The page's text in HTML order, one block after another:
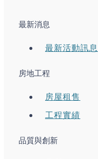
最新消息
最新活動訊息
房地工程
房屋租售
工程實績
品質與創新